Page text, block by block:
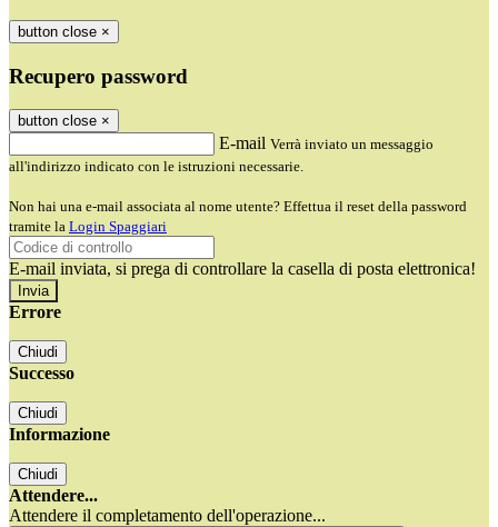
button close ×
Recupero password
button close ×
E-mail Verrà inviato un messaggio
all'indirizzo indicato con le istruzioni necessarie.
Non hai una e-mail associata al nome utente? Effettua il reset della password
tramite la Login Spaggiari
E-mail inviata, si prega di controllare la casella di posta elettronica!
Errore
Chiudi
Successo
Chiudi
Informazione
Chiudi
Attendere...
Attendere il completamento dell'operazione...